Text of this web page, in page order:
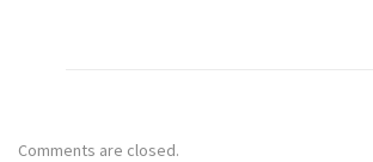
Comments are closed.